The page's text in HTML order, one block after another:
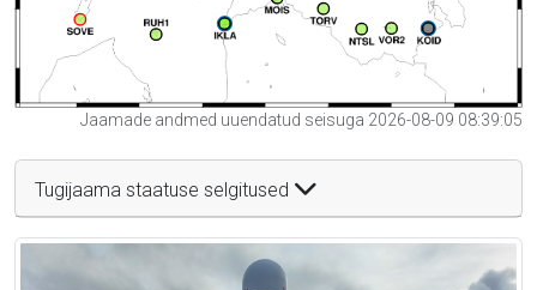
Jaamade andmed uuendatud seisuga 2026-08-09 08:39:05
Tugijaama staatuse selgitused